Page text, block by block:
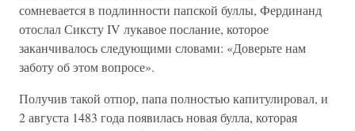
сомневается в подлинности папской буллы, Фердинанд
отослал Сиксту IV лукавое послание, которое
заканчивалось следующими словами: «Доверьте нам
заботу об этом вопросе».
Получив такой отпор, папа полностью капитулировал, и
2 августа 1483 года появилась новая булла, которая